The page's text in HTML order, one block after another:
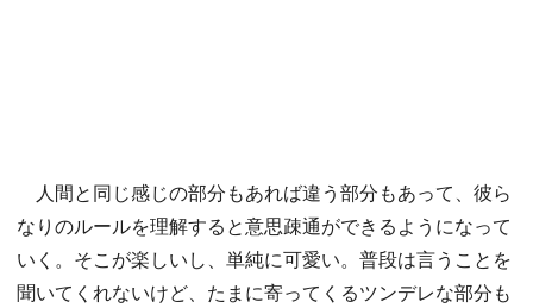
人間と同じ感じの部分もあれば違う部分もあって、彼ら
なりのルールを理解すると意思疎通ができるようになって
いく。そこが楽しいし、単純に可愛い。普段は言うことを
聞いてくれないけど、たまに寄ってくるツンデレな部分も